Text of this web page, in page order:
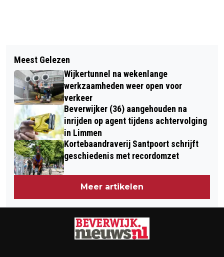
THEATERVOORSTELLING DE KLEINE
PRINS (6+) IN THEATER DE CIRKEL
WAAROM STAAT HET WATER ZO
HOOG IN DE DUINEN?
WATERDESKUNDIGE LUCAS BORST EN
ECOLOOG DICK GROENENDIJK
VERTELLEN ER ALLES OVER
Meest Gelezen
Wijkertunnel na wekenlange
werkzaamheden weer open voor
verkeer
Beverwijker (36) aangehouden na
inrijden op agent tijdens achtervolging
in Limmen
Kortebaandraverij Santpoort schrijft
geschiedenis met recordomzet
Meer artikelen